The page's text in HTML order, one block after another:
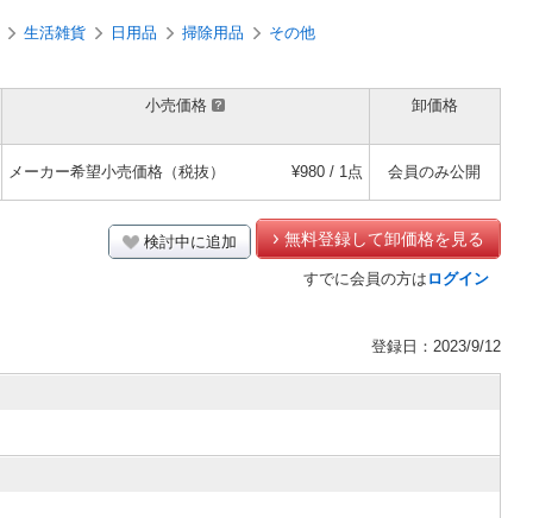
生活雑貨 日用品 掃除用品 その他
小売価格 卸価格
メーカー希望小売価格（税抜） ¥980 / 1点 会員のみ公開
検討中に追加 無料登録して卸価格を見る
すでに会員の方は ログイン
登録日：2023/9/12